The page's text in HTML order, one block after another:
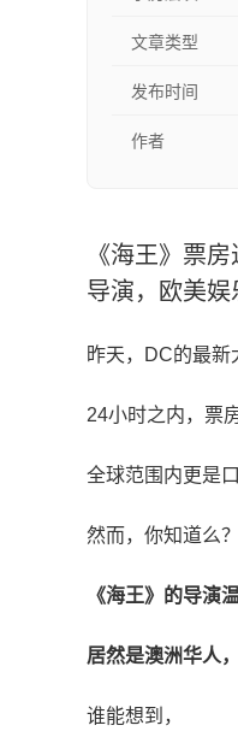
文章类型
发布时间
作者
《海王》票
导演，欧美娱
昨天，DC的最新
24小时之内，票
全球范围内更是
然而，你知道么？
《海王》的导演
居然是澳洲华人
谁能想到，